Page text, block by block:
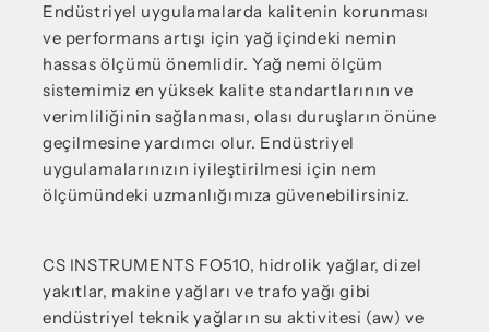
Endüstriyel uygulamalarda kalitenin korunması
ve performans artışı için yağ içindeki nemin
hassas ölçümü önemlidir. Yağ nemi ölçüm
sistemimiz en yüksek kalite standartlarının ve
verimliliğinin sağlanması, olası duruşların önüne
geçilmesine yardımcı olur. Endüstriyel
uygulamalarınızın iyileştirilmesi için nem
ölçümündeki uzmanlığımıza güvenebilirsiniz.
CS INSTRUMENTS FO510, hidrolik yağlar, dizel
yakıtlar, makine yağları ve trafo yağı gibi
endüstriyel teknik yağların su aktivitesi (aw) ve